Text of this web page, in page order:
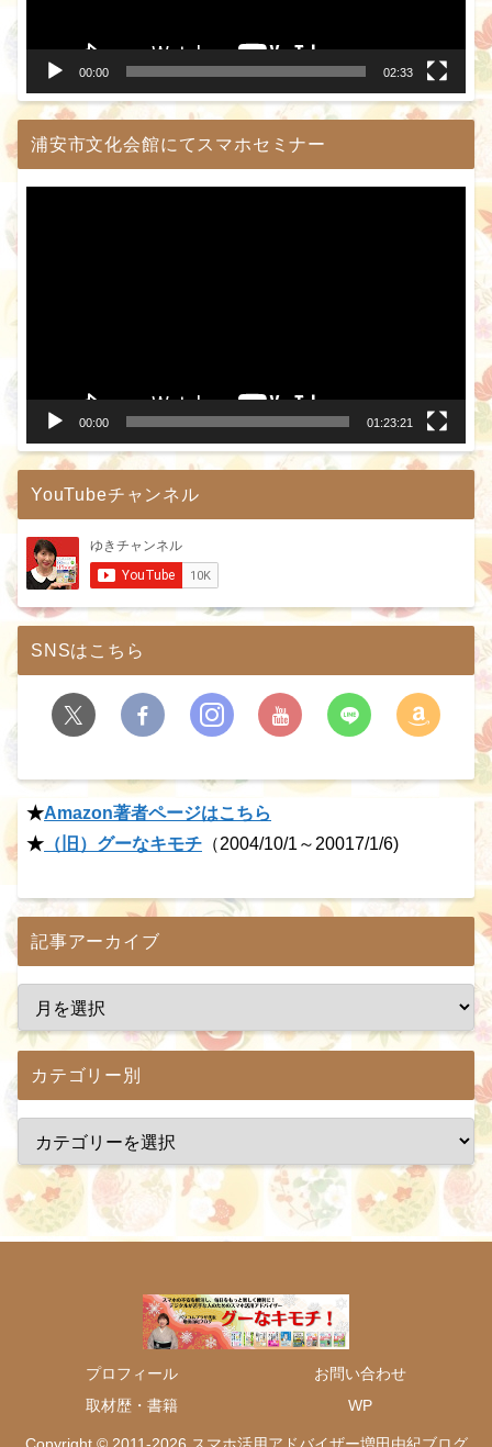
00:00 02:33
浦安市文化会館にてスマホセミナー
00:00 01:23:21
YouTubeチャンネル
SNSはこちら
★Amazon著者ページはこちら
★ （旧）グーなキモチ （2004/10/1～20017/1/6)
記事アーカイブ
カテゴリー別
プロフィール
お問い合わせ
取材歴・書籍
WP
Copyright © 2011-2026 スマホ活用アドバイザー増田由紀ブログ